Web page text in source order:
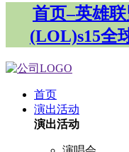
首页–英雄
(LOL)s15全
首页
演出活动
演出活动